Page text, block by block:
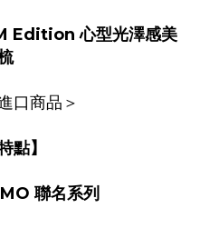
Edition 心型光澤感美
口商品＞
點】
聯名系列